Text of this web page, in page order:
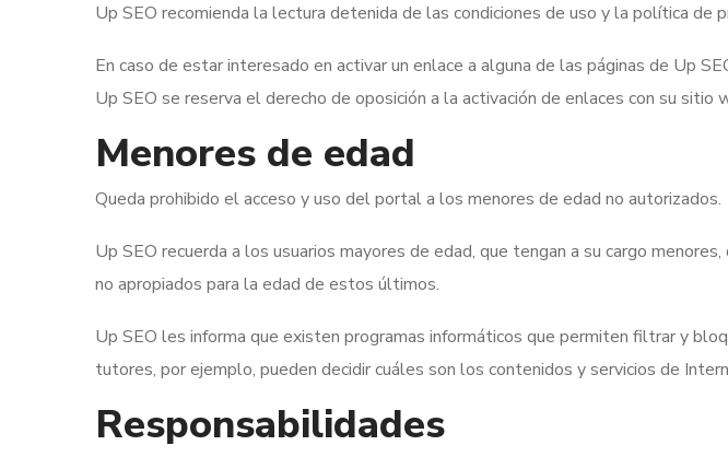
Up SEO recomienda la lectura detenida de las condiciones de uso y la política de
En caso de estar interesado en activar un enlace a alguna de las páginas de Up
Up SEO se reserva el derecho de oposición a la activación de enlaces con su sitio
Menores de edad
Queda prohibido el acceso y uso del portal a los menores de edad no autorizados.
Up SEO recuerda a los usuarios mayores de edad, que tengan a su cargo
no apropiados para la edad de estos últimos.
Up SEO les informa que existen programas informáticos que permiten filtrar y
tutores, por ejemplo, pueden decidir cuáles son los contenidos y servicios de
Responsabilidades